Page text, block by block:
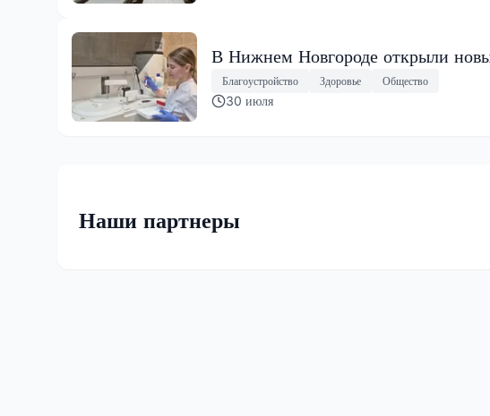
В Нижнем Новгороде открыли
Благоустройство Здоровье Общество
30 июля
Наши партнеры